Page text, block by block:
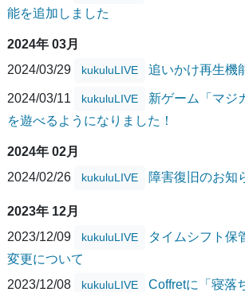
能を追加しました
2024年 03月
2024/03/29
kukuluLIVE 追いかけ再生機
2024/03/11 kukuluLIVE
新ゲーム「マジ
を遊べるようになりました！
2024年 02月
2024/02/26
kukuluLIVE 障害復旧のお知
2023年 12月
2023/12/09
kukuluLIVE
タイムシフト保
変更について
2023/12/08
kukuluLIVE
Coffretに「寝落